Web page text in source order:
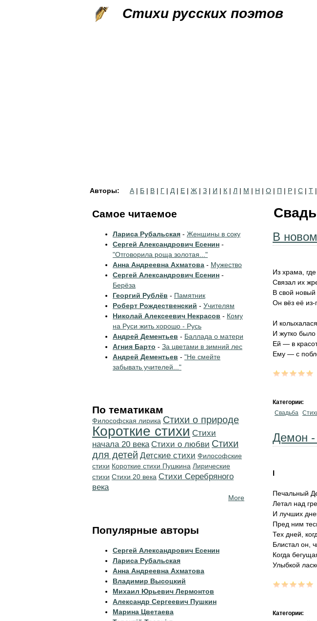
Стихи русских поэтов
Авторы: А | Б | В | Г | Д | Е | Ж | З | И | К | Л | М | Н | О | П | Р | С | Т |
В
Из храма,
Связал их
В свой новый
Он вёз её из-
И
И жутко
Ей — в
Ему — с
Категории:
Свадьба
Демон -
I
Печальный
Летал над
И лучших
Пред ним
Тех дней,
Блистал он,
Когда
Улыбкой
Категории:
Самое читаемое
Лариса Рубальская - Женщины в соку
Сергей Александрович Есенин -
"Отговорила роща золотая..."
Анна Андреевна Ахматова - Мужество
Сергей Александрович Есенин -
Берёза
Георгий Рублёв - Памятник
Роберт Рождественский - Учителям
Николай Алексеевич Некрасов - Кому
на Руси жить хорошо - Русь
Андрей Дементьев - Баллада о матери
Агния Барто - За цветами в зимний лес
Андрей Дементьев - "Не смейте
забывать учителей..."
По тематикам
Философская лирика Стихи о природе
Короткие стихи Cтихи
начала 20 века Стихи о любви Стихи
для детей Детские стихи Философские
стихи Короткие стихи Пушкина Лирические
стихи Стихи 20 века Cтихи Серебряного
века
More
Популярные авторы
Сергей Александрович Есенин
Лариса Рубальская
Анна Андреевна Ахматова
Владимир Высоцкий
Михаил Юрьевич Лермонтов
Александр Сергеевич Пушкин
Марина Цветаева